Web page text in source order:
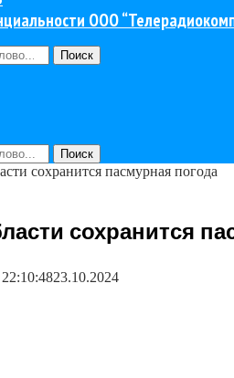
ООО
Поиск
Поиск
сохранится пасмурная погода
сохранится
23.10.2024